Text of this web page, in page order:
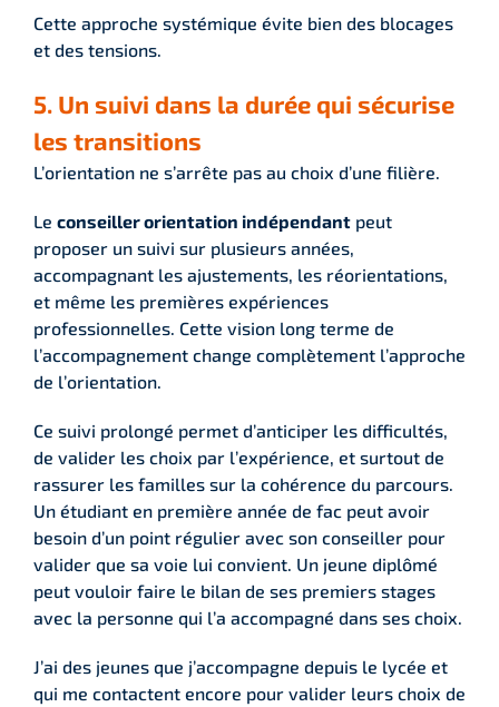
Cette approche systémique évite bien des blocages
et des tensions.
5. Un suivi dans la durée qui sécurise
les transitions
L’orientation ne s’arrête pas au choix d’une filière.
Le conseiller orientation indépendant peut
proposer un suivi sur plusieurs années,
accompagnant les ajustements, les réorientations,
et même les premières expériences
professionnelles. Cette vision long terme de
l’accompagnement change complètement l’approche
de l’orientation.
Ce suivi prolongé permet d’anticiper les difficultés,
de valider les choix par l’expérience, et surtout de
rassurer les familles sur la cohérence du parcours.
Un étudiant en première année de fac peut avoir
besoin d’un point régulier avec son conseiller pour
valider que sa voie lui convient. Un jeune diplômé
peut vouloir faire le bilan de ses premiers stages
avec la personne qui l’a accompagné dans ses choix.
J’ai des jeunes que j’accompagne depuis le lycée et
qui me contactent encore pour valider leurs choix de